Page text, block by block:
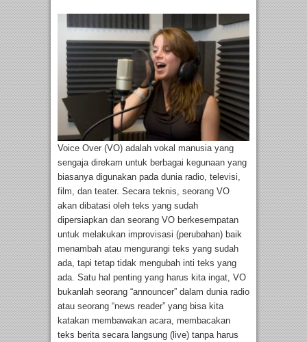
Voice Over (VO) adalah vokal manusia yang
sengaja direkam untuk berbagai kegunaan yang
biasanya digunakan pada dunia radio, televisi,
film, dan teater. Secara teknis, seorang VO
akan dibatasi oleh teks yang sudah
dipersiapkan dan seorang VO berkesempatan
untuk melakukan improvisasi (perubahan) baik
menambah atau mengurangi teks yang sudah
ada, tapi tetap tidak mengubah inti teks yang
ada. Satu hal penting yang harus kita ingat, VO
bukanlah seorang “announcer” dalam dunia radio
atau seorang “news reader” yang bisa kita
katakan membawakan acara, membacakan
teks berita secara langsung (live) tanpa harus